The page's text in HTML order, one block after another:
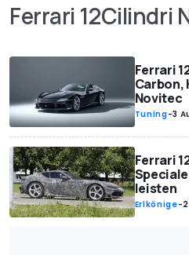
Ferrari 12Cilindri
Ferrari
Carbon,
Novitec
Tuning-3
Ferrari
leisten
Erlkönige-